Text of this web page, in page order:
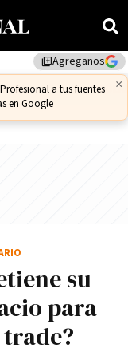
library_addAgreganos
×
a tus fuentes
en Google
DÓLAR CCL
su
para